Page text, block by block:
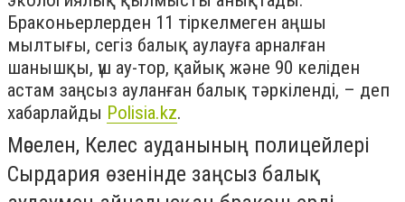
Браконьерлерден 11 тіркелмеген аңшы
мылтығы, сегіз балық аулауға арналған
шанышқы, үш ау-тор, қайық және 90 келіден
астам заңсыз ауланған балық тәркіленді, – деп
хабарлайды Polisia.kz.
Мәселен, Келес ауданының полицейлері
Сырдария өзенінде заңсыз балық